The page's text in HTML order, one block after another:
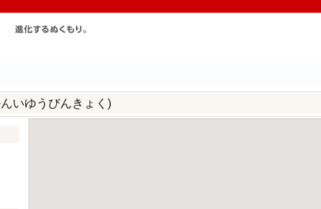
いゆうびんきょく)